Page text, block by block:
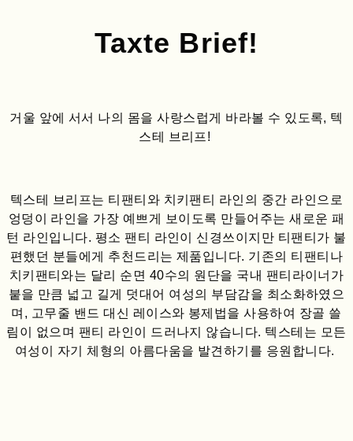
Taxte Brief!
거울 앞에 서서 나의 몸을 사랑스럽게 바라볼 수 있도록, 텍
스테 브리프!
텍스테 브리프는 티팬티와 치키팬티 라인의 중간 라인으로
엉덩이 라인을 가장 예쁘게 보이도록 만들어주는 새로운 패
턴 라인입니다. 평소 팬티 라인이 신경쓰이지만 티팬티가 불
편했던 분들에게 추천드리는 제품입니다. 기존의 티팬티나
치키팬티와는 달리 순면 40수의 원단을 국내 팬티라이너가
붙을 만큼 넓고 길게 덧대어 여성의 부담감을 최소화하였으
며, 고무줄 밴드 대신 레이스와 봉제법을 사용하여 장골 쓸
림이 없으며 팬티 라인이 드러나지 않습니다. 텍스테는 모든
여성이 자기 체형의 아름다움을 발견하기를 응원합니다.